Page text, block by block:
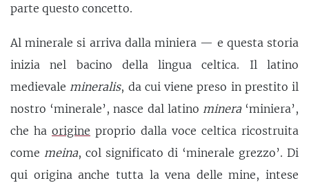
parte questo concetto.
Al minerale si arriva dalla miniera — e questa storia
inizia nel bacino della lingua celtica. Il latino
medievale mineralis, da cui viene preso in prestito il
nostro ‘minerale’, nasce dal latino minera‘miniera’,
che ha origine proprio dalla voce celtica ricostruita
come meina, col significato di ‘minerale grezzo’. Di
qui origina anche tutta la vena delle mine, intese